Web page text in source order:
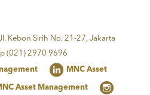
Kebon Sirih No. 21-27, Jakarta
(021) 2970 9696
MNC Asset
Asset Management